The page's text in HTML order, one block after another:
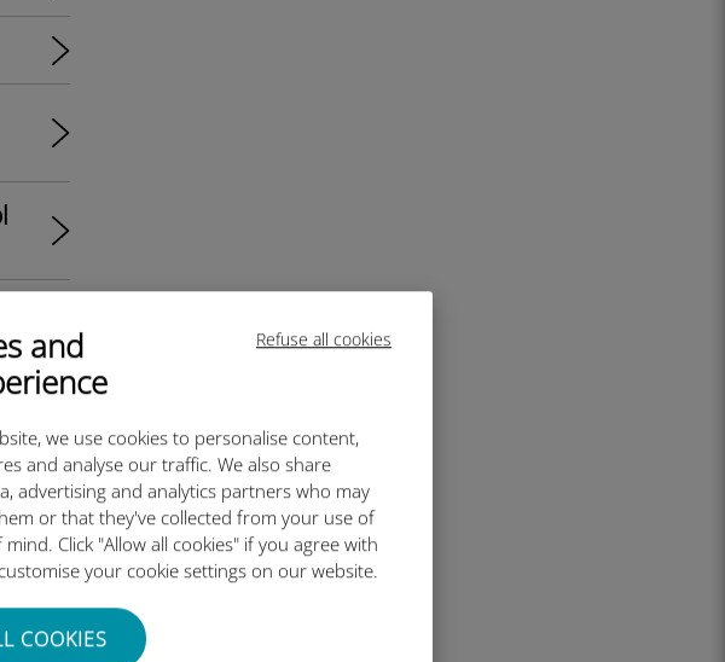
Refuse all cookies
and
we use cookies to personalise content,
and analyse our traffic. We also share
advertising and analytics partners who may
or that they've collected from your use of
Click "Allow all cookies" if you agree with
your cookie settings on our website.
COOKIES